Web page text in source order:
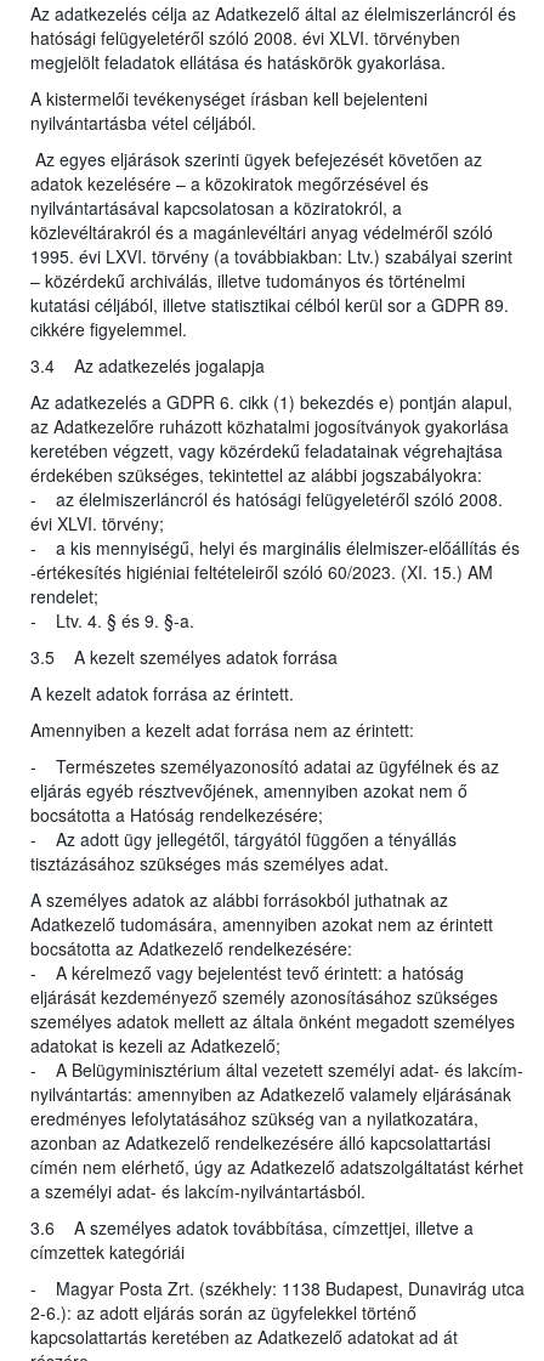
Az adatkezelés célja az Adatkezelő által az élelmiszerláncról és
hatósági felügyeletéről szóló 2008. évi XLVI. törvényben
megjelölt feladatok ellátása és hatáskörök gyakorlása.
A kistermelői tevékenységet írásban kell bejelenteni
nyilvántartásba vétel céljából.
Az egyes eljárások szerinti ügyek befejezését követően az
adatok kezelésére – a közokiratok megőrzésével és
nyilvántartásával kapcsolatosan a köziratokról, a
közlevéltárakról és a magánlevéltári anyag védelméről szóló
1995. évi LXVI. törvény (a továbbiakban: Ltv.) szabályai szerint
– közérdekű archiválás, illetve tudományos és történelmi
kutatási céljából, illetve statisztikai célból kerül sor a GDPR 89.
cikkére figyelemmel.
3.4 Az adatkezelés jogalapja
Az adatkezelés a GDPR 6. cikk (1) bekezdés e) pontján alapul,
az Adatkezelőre ruházott közhatalmi jogosítványok gyakorlása
keretében végzett, vagy közérdekű feladatainak végrehajtása
érdekében szükséges, tekintettel az alábbi jogszabályokra:
- az élelmiszerláncról és hatósági felügyeletéről szóló 2008.
évi XLVI. törvény;
- a kis mennyiségű, helyi és marginális élelmiszer-előállítás és
-értékesítés higiéniai feltételeiről szóló 60/2023. (XI. 15.) AM
rendelet;
- Ltv. 4. § és 9. §-a.
3.5 A kezelt személyes adatok forrása
A kezelt adatok forrása az érintett.
Amennyiben a kezelt adat forrása nem az érintett:
- Természetes személyazonosító adatai az ügyfélnek és az
eljárás egyéb résztvevőjének, amennyiben azokat nem ő
bocsátotta a Hatóság rendelkezésére;
- Az adott ügy jellegétől, tárgyától függően a tényállás
tisztázásához szükséges más személyes adat.
A személyes adatok az alábbi forrásokból juthatnak az
Adatkezelő tudomására, amennyiben azokat nem az érintett
bocsátotta az Adatkezelő rendelkezésére:
- A kérelmező vagy bejelentést tevő érintett: a hatóság
eljárását kezdeményező személy azonosításához szükséges
személyes adatok mellett az általa önként megadott személyes
adatokat is kezeli az Adatkezelő;
- A Belügyminisztérium által vezetett személyi adat- és lakcím-
nyilvántartás: amennyiben az Adatkezelő valamely eljárásának
eredményes lefolytatásához szükség van a nyilatkozatára,
azonban az Adatkezelő rendelkezésére álló kapcsolattartási
címén nem elérhető, úgy az Adatkezelő adatszolgáltatást kérhet
a személyi adat- és lakcím-nyilvántartásból.
3.6 A személyes adatok továbbítása, címzettjei, illetve a
címzettek kategóriái
- Magyar Posta Zrt. (székhely: 1138 Budapest, Dunavirág utca
2-6.): az adott eljárás során az ügyfelekkel történő
kapcsolattartás keretében az Adatkezelő adatokat ad át